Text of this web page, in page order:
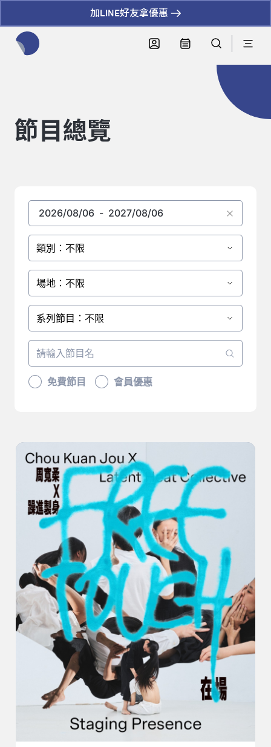
加LINE好友拿優惠
節目總覽
類別：不限
場地：不限
系列節目：不限
免費節目 會員優惠